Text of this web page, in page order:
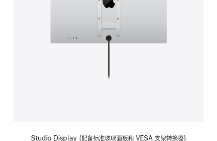
Studio Display (配备标准玻璃面板和 VESA 支架转换器)